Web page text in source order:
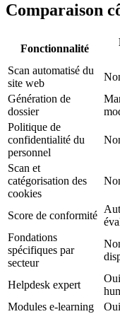
Comparaison
Fonctionnalité
Scan automatisé du
site web
Génération de
dossier
Politique de
confidentialité du
personnel
Scan et
catégorisation des
cookies
Score de conformité
Fondations
spécifiques par
secteur
Helpdesk expert
Modules e-learning
Oui